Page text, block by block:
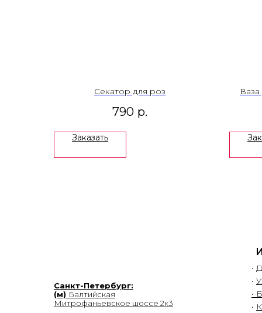
Секатор для роз
790 р.
Заказать
•
•
•
•
Санкт-Петербург:
(м) Балтийская
Митрофаньевское шоссе 2к3